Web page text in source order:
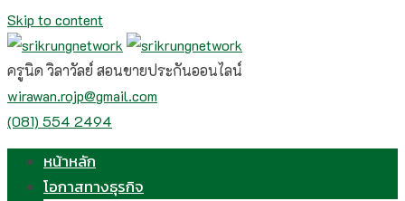
Skip to content
ครูนิด วิลาวัลย์ สอนขายประกันออนไลน์
wirawan.rojp@gmail.com
(081) 554 2494
หน้าหลัก
โอกาสทางธุรกิจ